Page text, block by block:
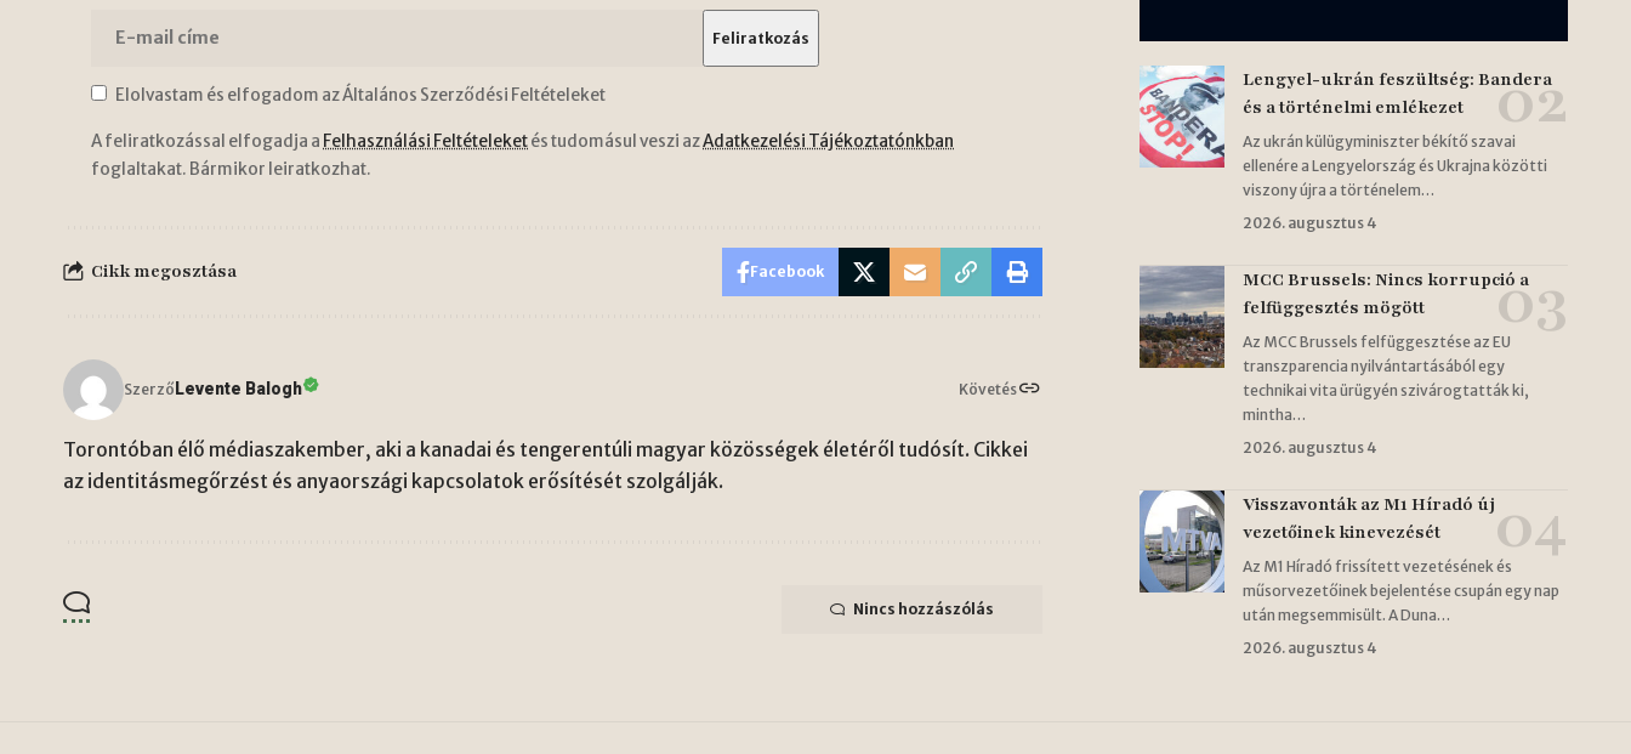
Elolvastam és elfogadom az Általános Szerződési Feltételeket
A feliratkozással elfogadja a Felhasználási Feltételeketés tudomásul veszi azAdatkezelési Tájékoztatónkban
foglaltakat. Bármikor leiratkozhat.
Cikk megosztása Facebook
Szerző Levente Balogh Követés
Torontóban élő médiaszakember, aki a kanadai és tengerentúli magyar közösségek életéről tudósít. Cikkei
az identitásmegőrzést és anyaországi kapcsolatok erősítését szolgálják.
Nincs hozzászólás
Lengyel-ukrán feszültség: Bandera
és a történelmi emlékezet
Az ukrán külügyminiszter békítő szavai
ellenére a Lengyelország és Ukrajna közötti
viszony újra a történelem…
2026. augusztus 4
MCC Brussels: Nincs korrupció a
felfüggesztés mögött
Az MCC Brussels felfüggesztése az EU
transzparencia nyilvántartásából egy
technikai vita ürügyén szivárogtatták ki,
mintha…
2026. augusztus 4
Visszavonták az M1 Híradó új
vezetőinek kinevezését
Az M1 Híradó frissített vezetésének és
műsorvezetőinek bejelentése csupán egy nap
után megsemmisült. A Duna…
2026. augusztus 4